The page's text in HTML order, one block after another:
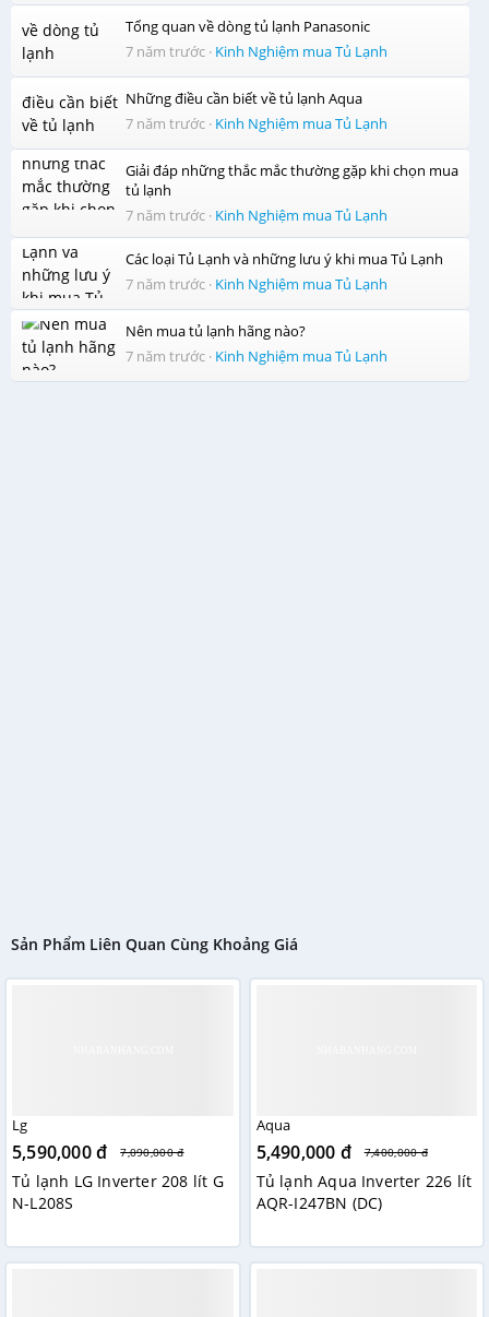
Tổng quan về dòng tủ lạnh Panasonic
7 năm trước · Kinh Nghiệm mua Tủ Lạnh
Những điều cần biết về tủ lạnh Aqua
7 năm trước · Kinh Nghiệm mua Tủ Lạnh
Giải đáp những thắc mắc thường gặp khi chọn mua
tủ lạnh
7 năm trước · Kinh Nghiệm mua Tủ Lạnh
Các loại Tủ Lạnh và những lưu ý khi mua Tủ Lạnh
7 năm trước · Kinh Nghiệm mua Tủ Lạnh
Nên mua tủ lạnh hãng nào?
7 năm trước · Kinh Nghiệm mua Tủ Lạnh
Sản Phẩm Liên Quan Cùng Khoảng Giá
Lg
5,590,000 đ 7,090,000 đ
Tủ lạnh LG Inverter 208 lít G
N-L208S
Aqua
5,490,000 đ 7,400,000 đ
Tủ lạnh Aqua Inverter 226 lít
AQR-I247BN (DC)